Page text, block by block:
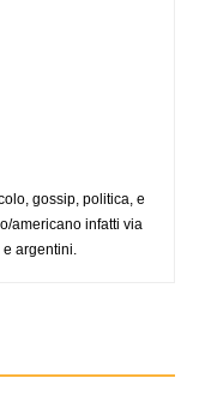
gossip, politica, e
americano infatti via
argentini.